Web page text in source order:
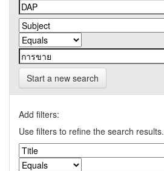
Start a new search
Add filters:
Use filters to refine the search results.